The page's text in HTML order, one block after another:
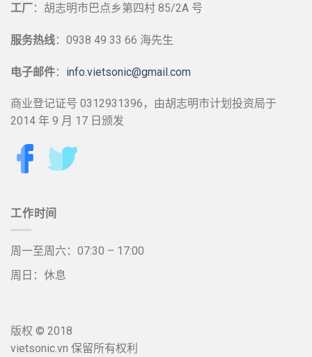
工厂：胡志明市巴点乡第四村 85/2A 号
服务热线：0938 49 33 66 海先生
电子邮件： info.vietsonic@gmail.com
商业登记证号 0312931396，由胡志明市计划投资局于
2014 年 9 月 17 日颁发
工作时间
周一至周六：07:30 – 17:00
周日：休息
版权 © 2018
vietsonic.vn 保留所有权利